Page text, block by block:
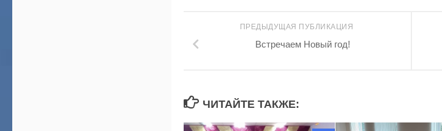
ПРЕДЫДУЩАЯ ПУБЛИКАЦИЯ
Встречаем Новый год!
ЧИТАЙТЕ ТАКЖЕ: